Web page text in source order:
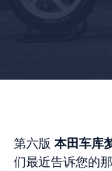
第六版 本田车库
们最近告诉您的